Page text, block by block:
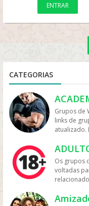
ENTRAR
CATEGORIAS
Grupos de
links de
atualizado.
de
links de
links
na redes
whatsapp
bom.
de fora do
Os grupos
voltadas
discutir